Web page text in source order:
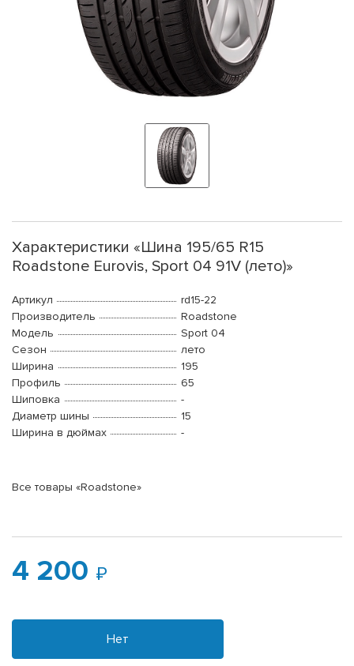
Характеристики «Шина 195/65 R15
Roadstone Eurovis, Sport 04 91V (лето)»
Артикул
rd15-22
Производитель
Roadstone
Модель
Sport 04
Сезон
лето
Ширина
195
Профиль
65
Шиповка
-
Диаметр шины
15
Ширина в дюймах
-
Все товары «Roadstone»
4 200
Нет